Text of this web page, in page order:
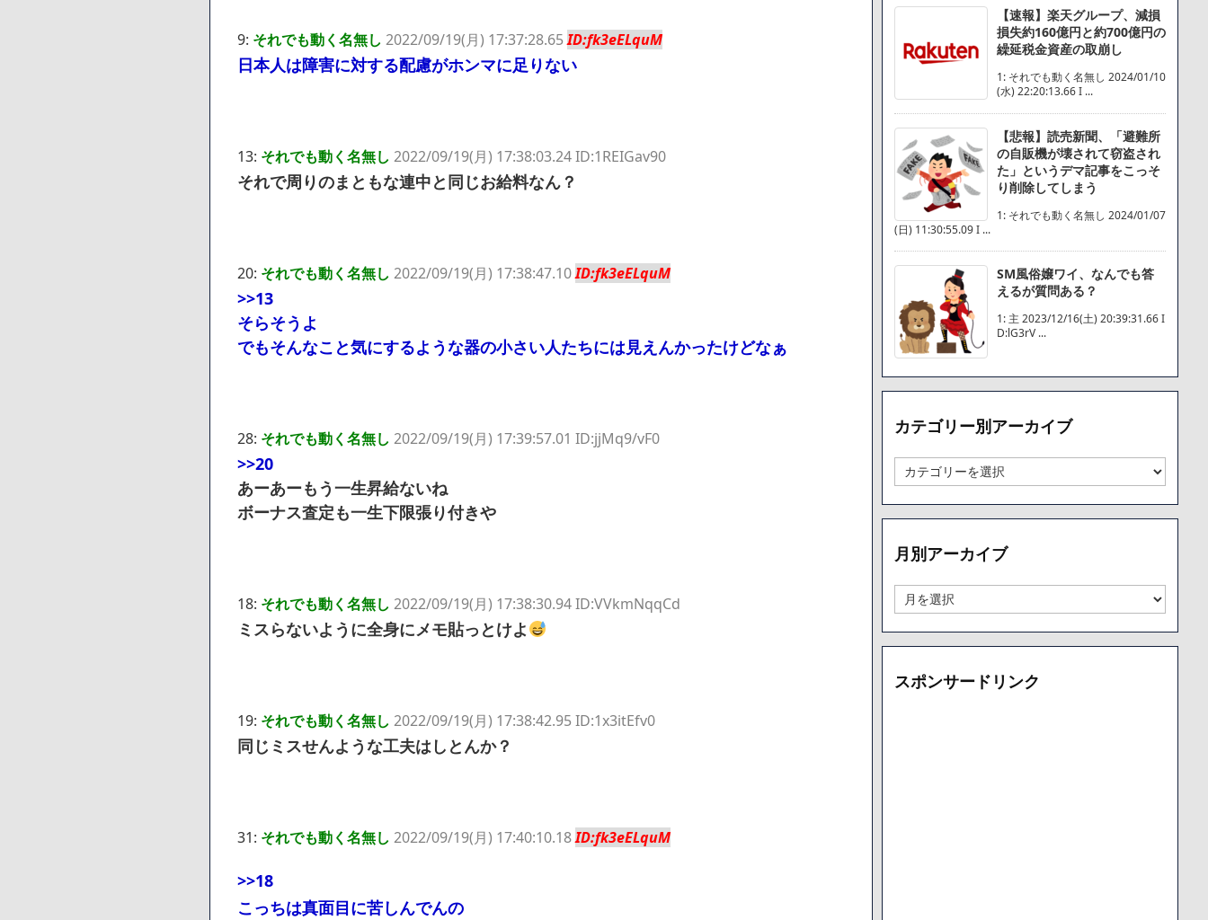
9: それでも動く名無し 2022/09/19(月) 17:37:28.65ID:fk3eELquM
日本人は障害に対する配慮がホンマに足りない
13: それでも動く名無し 2022/09/19(月) 17:38:03.24 ID:1REIGav90
それで周りのまともな連中と同じお給料なん？
20: それでも動く名無し 2022/09/19(月) 17:38:47.10ID:fk3eELquM
>>13
そらそうよ
でもそんなこと気にするような器の小さい人たちには見えんかったけどなぁ
28: それでも動く名無し 2022/09/19(月) 17:39:57.01 ID:jjMq9/vF0
>>20
あーあーもう一生昇給ないね
ボーナス査定も一生下限張り付きや
18: それでも動く名無し 2022/09/19(月) 17:38:30.94 ID:VVkmNqqCd
ミスらないように全身にメモ貼っとけよ
19: それでも動く名無し 2022/09/19(月) 17:38:42.95 ID:1x3itEfv0
同じミスせんような工夫はしとんか？
31: それでも動く名無し 2022/09/19(月) 17:40:10.18ID:fk3eELquM
>>18
こっちは真面目に苦しんでんの
【速報】楽天グループ、減損
損失約160億円と約700億円の
繰延税金資産の取崩し
1: それでも動く名無し 2024/01/10
(水) 22:20:13.66 I ...
【悲報】読売新聞、「避難所
の自販機が壊されて窃盗され
た」というデマ記事をこっそ
り削除してしまう
1: それでも動く名無し 2024/01/07
(日) 11:30:55.09 I ...
SM風俗嬢ワイ、なんでも答
えるが質問ある？
1: 主 2023/12/16(土) 20:39:31.66 I
D:lG3rV ...
カテゴリー別アーカイブ
テ
ゴ
リ
別
ー
カ
ブ
月別アーカイブ
別
ア
ー
イ
スポンサードリンク